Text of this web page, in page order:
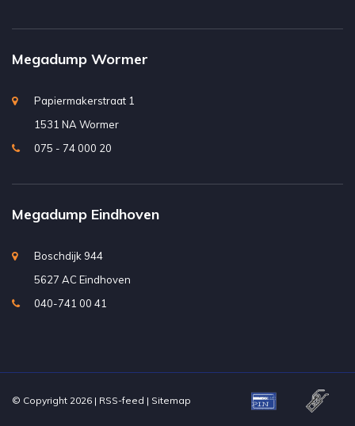
Megadump Wormer
Papiermakerstraat 1
1531 NA Wormer
075 - 74 000 20
Megadump Eindhoven
Boschdijk 944
5627 AC Eindhoven
040-741 00 41
© Copyright 2026 | RSS-feed | Sitemap